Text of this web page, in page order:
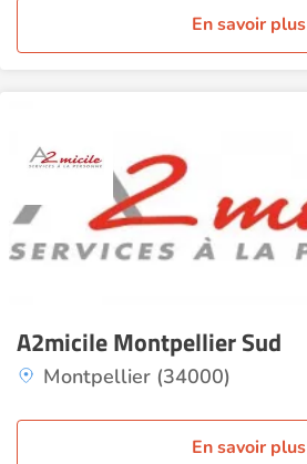
En savoir plus
A2micile Montpellier Sud
Montpellier (34000)
En savoir plus